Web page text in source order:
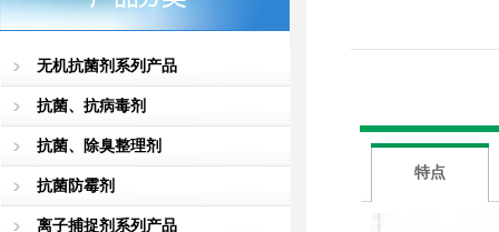
无机抗菌剂系列产品
抗菌、抗病毒剂
抗菌、除臭整理剂
抗菌防霉剂
离子捕捉剂系列产品
特点